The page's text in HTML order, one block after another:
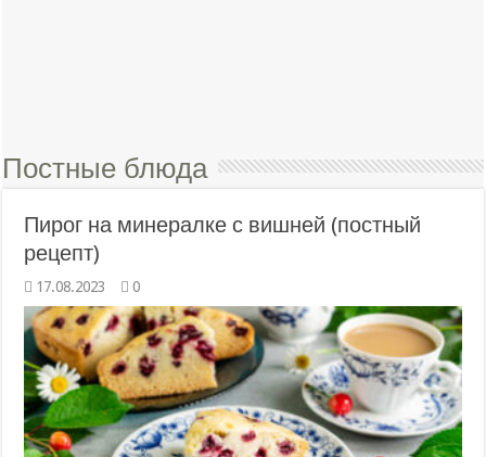
Постные блюда
Пирог на минералке с вишней (постный
рецепт)
17.08.2023 0